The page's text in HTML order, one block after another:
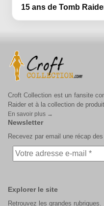
15 ans de Tomb
Croft Collection est un fansite
Raider et à la collection de
En savoir plus →
Newsletter
Recevez par email une récap
Explorer le site
Retrouvez les grandes rubriques.